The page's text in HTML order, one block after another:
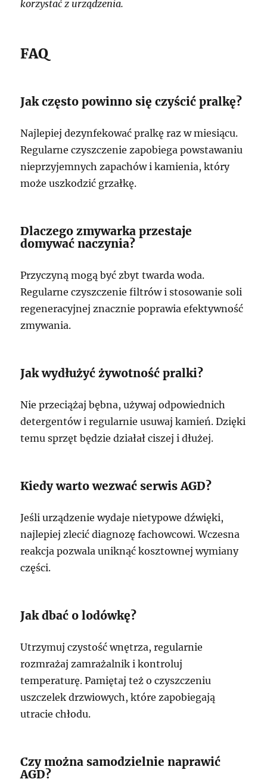
korzystać z urządzenia.
FAQ
Jak często powinno się czyścić pralkę?
Najlepiej dezynfekować pralkę raz w miesiącu.
Regularne czyszczenie zapobiega powstawaniu
nieprzyjemnych zapachów i kamienia, który
może uszkodzić grzałkę.
Dlaczego zmywarka przestaje
domywać naczynia?
Przyczyną mogą być zbyt twarda woda.
Regularne czyszczenie filtrów i stosowanie soli
regeneracyjnej znacznie poprawia efektywność
zmywania.
Jak wydłużyć żywotność pralki?
Nie przeciążaj bębna, używaj odpowiednich
detergentów i regularnie usuwaj kamień. Dzięki
temu sprzęt będzie działał ciszej i dłużej.
Kiedy warto wezwać serwis AGD?
Jeśli urządzenie wydaje nietypowe dźwięki,
najlepiej zlecić diagnozę fachowcowi. Wczesna
reakcja pozwala uniknąć kosztownej wymiany
części.
Jak dbać o lodówkę?
Utrzymuj czystość wnętrza, regularnie
rozmrażaj zamrażalnik i kontroluj
temperaturę. Pamiętaj też o czyszczeniu
uszczelek drzwiowych, które zapobiegają
utracie chłodu.
Czy można samodzielnie naprawić
AGD?